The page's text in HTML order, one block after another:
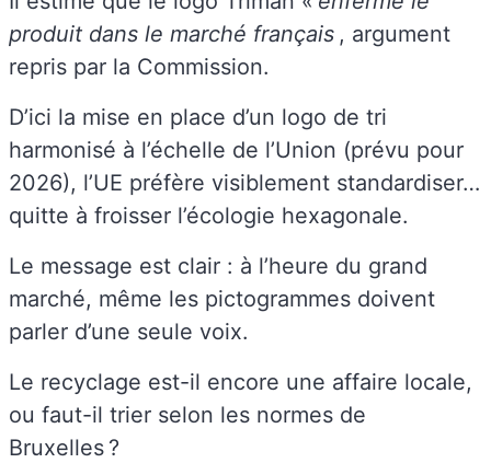
produit dans le marché français , argument
repris par la Commission.
D’ici la mise en place d’un logo de tri
harmonisé à l’échelle de l’Union (prévu pour
2026), l’UE préfère visiblement standardiser…
quitte à froisser l’écologie hexagonale.
Le message est clair : à l’heure du grand
marché, même les pictogrammes doivent
parler d’une seule voix.
Le recyclage est-il encore une affaire locale,
ou faut-il trier selon les normes de
Bruxelles ?